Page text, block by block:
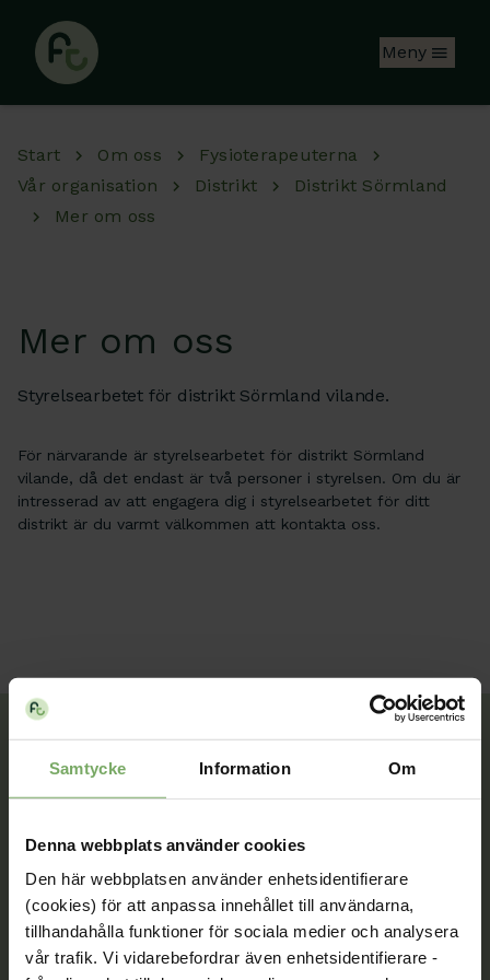
Samtycke Information Om
Denna webbplats använder cookies
Den här webbplatsen använder enhetsidentifierare
(cookies) för att anpassa innehållet till användarna,
tillhandahålla funktioner för sociala medier och analysera
vår trafik. Vi vidarebefordrar även enhetsidentifierare -
Meny
Start Om oss
Fysioterapeuterna
Vår organisation
Distrikt
Distrikt Sörmland
Mer om oss
Mer om oss
Styrelsearbetet för distrikt Sörmland vilande.
För närvarande är styrelsearbetet för distrikt Sörmland
vilande, då det endast är två personer i styrelsen. Om du är
intresserad av att engagera dig i styrelsearbetet för ditt
distrikt är du varmt välkommen att kontakta oss.
Tillsammans rör vi oss framåt. Du är en viktig del
Kontakt